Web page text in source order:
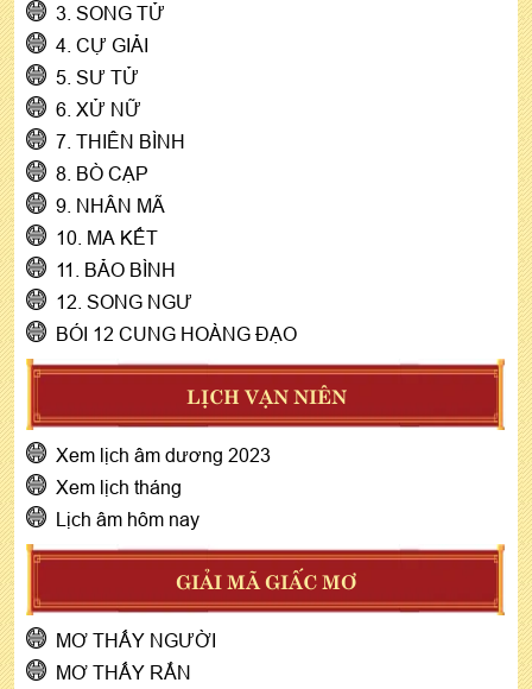
3. SONG TỬ
4. CỰ GIẢI
5. SƯ TỬ
6. XỬ NỮ
7. THIÊN BÌNH
8. BÒ CẠP
9. NHÂN MÃ
10. MA KẾT
11. BẢO BÌNH
12. SONG NGƯ
BÓI 12 CUNG HOÀNG ĐẠO
LỊCH VẠN NIÊN
Xem lịch âm dương 2023
Xem lịch tháng
Lịch âm hôm nay
GIẢI MÃ GIẤC MƠ
MƠ THẤY NGƯỜI
MƠ THẤY RẮN